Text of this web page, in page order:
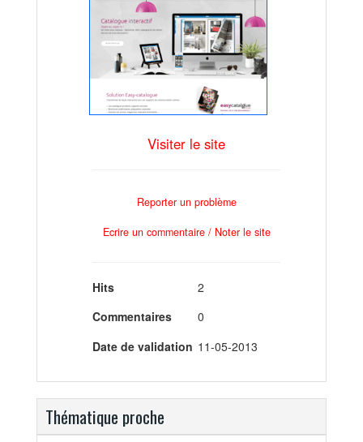
Visiter le site
Reporter un problème
Ecrire un commentaire / Noter le site
Hits
2
Commentaires
0
Date de validation 11-05-2013
Thématique proche